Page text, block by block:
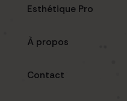
Esthétique Pro
À propos
Contact